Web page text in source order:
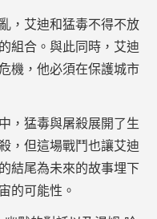
，艾迪和猛毒不得不放
組合。與此同時，艾迪
機，他必須在保護城市
，猛毒與屠殺展開了生
，但這場戰鬥也讓艾迪
結尾為未來的故事埋下
的可能性。